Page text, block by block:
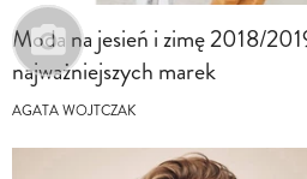
Moda na jesień i zimę 2018/
najważniejszych marek
AGATA WOJTCZAK